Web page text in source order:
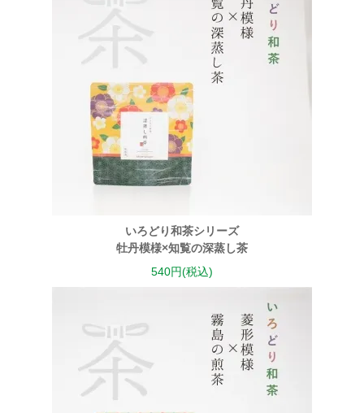
いろどり和茶シリーズ
牡丹模様×知覧の深蒸し茶
540円(税込)